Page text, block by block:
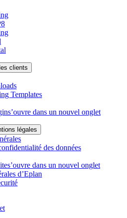
clients
Templates
s’ouvre dans un nouvel onglet
légales
des données
s’ouvre dans un nouvel onglet
d’Eplan